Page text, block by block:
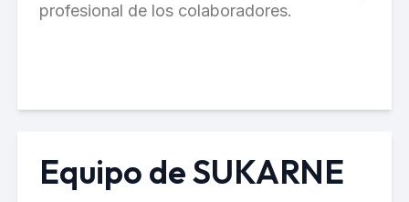
profesional de los colaboradores.
Equipo de SUKARNE